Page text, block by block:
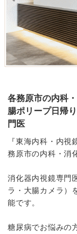
各務原市の内科
腸ポリープ日帰
門医
『東海内科・内
務原市の内科・消
消化器内視鏡専門
ラ・大腸カメラ）
能です。
糖尿病でお悩みの